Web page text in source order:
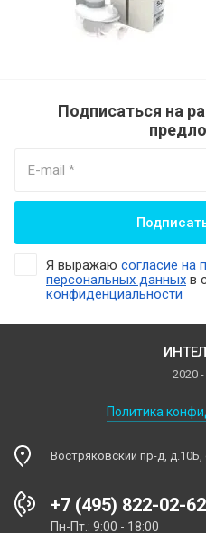
Подписаться на
Я выражаю согласие на
персональных данных в
конфиденциальности
2020
Политика
Востряковский пр-д, д.10Б,
+7 (495) 822-02-62
Пн-Пт.: 9:00 - 18:00